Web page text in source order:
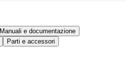
Manuali e documentazione
Parti e accessori